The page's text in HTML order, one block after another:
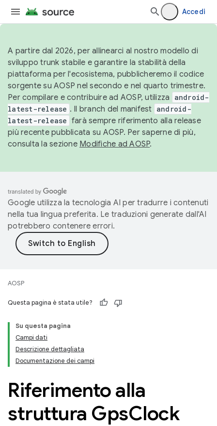
Accedi
A partire dal 2026, per allinearci al nostro modello di
sviluppo trunk stabile e garantire la stabilità della
piattaforma per l'ecosistema, pubblicheremo il codice
sorgente su AOSP nel secondo e nel quarto trimestre.
Per compilare e contribuire ad AOSP, utilizza
android-
latest-release . Il branch del manifest android-
latest-release farà sempre riferimento alla release
più recente pubblicata su AOSP. Per saperne di più,
consulta la sezione Modifiche ad AOSP.
Google utilizza la tecnologia AI per tradurre i contenuti
nella tua lingua preferita. Le traduzioni generate dall'AI
potrebbero contenere errori.
AOSP
Questa pagina è stata utile?
Su questa pagina
Campi dati
Descrizione dettagliata
Documentazione dei campi
Riferimento alla
struttura GpsClock